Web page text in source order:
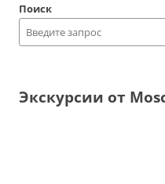
записям
Поиск
Экскурсии от